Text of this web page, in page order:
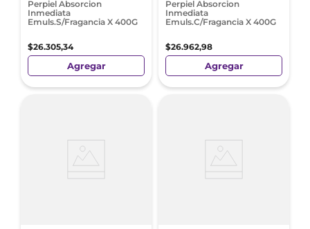
Perpiel Absorcion
Inmediata
Emuls.S/Fragancia X 400G
$26.305,34
Agregar
Perpiel Absorcion
Inmediata
Emuls.C/Fragancia X 400G
$26.962,98
Agregar